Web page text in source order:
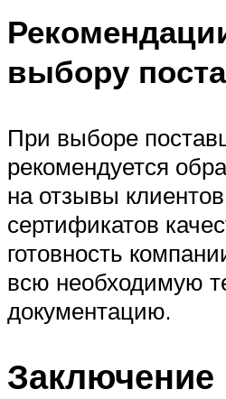
выбору
При выборе
рекомендуется
на отзывы
сертификатов
готовность
всю необходимую
документацию.
Заключение